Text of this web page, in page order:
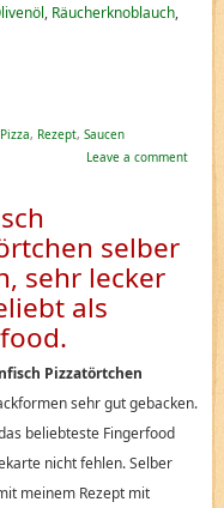
, Räucherknoblauch,
, Rezept, Saucen
Leave a comment
selber
sehr lecker
als
Pizzatörtchen
sehr gut gebacken.
beliebteste Fingerfood
nicht fehlen. Selber
meinem Rezept mit